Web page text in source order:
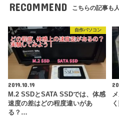
RECOMMEND こちらの記事も
自作パソコン
2019.10.19
M.2 SSDとSATA SSDでは、体感
速度の差はどの程度違いがあ
る？…